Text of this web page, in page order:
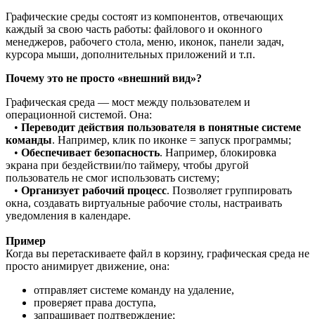
Графические среды состоят из компонентов, отвечающих
каждый за свою часть работы: файлового и оконного
менеджеров, рабочего стола, меню, иконок, панели задач,
курсора мыши, дополнительных приложений и т.п.
Почему это не просто «внешний вид»?
Графическая среда — мост между пользователем и
операционной системой. Она:
• Переводит действия пользователя в понятные системе
команды. Например, клик по иконке = запуск программы;
• Обеспечивает безопасность. Например, блокировка
экрана при бездействии/по таймеру, чтобы другой
пользователь не смог использовать систему;
• Организует рабочий процесс. Позволяет группировать
окна, создавать виртуальные рабочие столы, настраивать
уведомления в календаре.
Пример
Когда вы перетаскиваете файл в корзину, графическая среда не
просто анимирует движение, она:
отправляет системе команду на удаление,
проверяет права доступа,
запрашивает подтверждение;